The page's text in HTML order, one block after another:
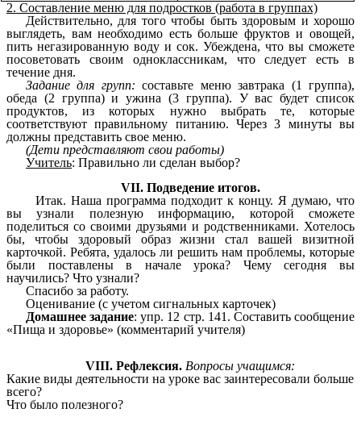
2. Составление меню для подростков (работа в группах)
Действительно, для того чтобы быть здоровым и хорошо
выглядеть, вам необходимо есть больше фруктов и овощей,
пить негазированную воду и сок. Убеждена, что вы сможете
посоветовать своим одноклассникам, что следует есть в
течение дня.
Задание для групп: составьте меню завтрака (1 группа),
обеда (2 группа) и ужина (3 группа). У вас будет список
продуктов, из которых нужно выбрать те, которые
соответствуют правильному питанию. Через 3 минуты вы
должны представить свое меню.
(Дети представляют свои работы)
Учитель: Правильно ли сделан выбор?
VII. Подведение итогов.
Итак. Наша программа подходит к концу. Я думаю, что
вы узнали полезную информацию, которой сможете
поделиться со своими друзьями и родственниками. Хотелось
бы, чтобы здоровый образ жизни стал вашей визитной
карточкой. Ребята, удалось ли решить нам проблемы, которые
были поставлены в начале урока? Чему сегодня вы
научились? Что узнали?
Спасибо за работу.
Оценивание (с учетом сигнальных карточек)
Домашнее задание: упр. 12 стр. 141. Составить сообщение
«Пища и здоровье» (комментарий учителя)
VIII. Рефлексия. Вопросы учащимся:
Какие виды деятельности на уроке вас заинтересовали больше
всего?
Что было полезного?